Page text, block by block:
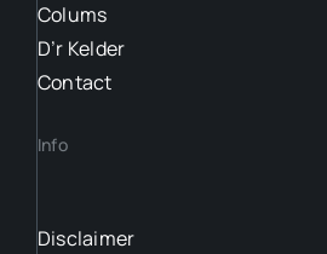
Colums
D’r Kelder
Contact
Info
Disclaimer